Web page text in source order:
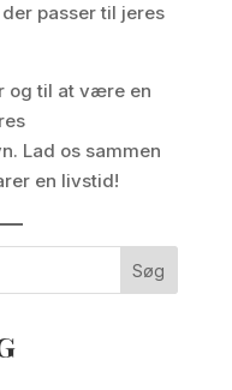
passer til jeres
og til at være en
Lad os sammen
en livstid!
Søg